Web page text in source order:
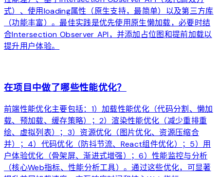
式）、使用loading属性（原生支持，最简单）以及第三方库
（功能丰富）。最佳实践是优先使用原生懒加载，必要时结
合Intersection Observer API，并添加占位图和提前加载以
提升用户体验。
在项目中做了哪些性能优化？
前端性能优化主要包括：1）加载性能优化（代码分割、懒加
载、预加载、缓存策略）；2）渲染性能优化（减少重排重
绘、虚拟列表）；3）资源优化（图片优化、资源压缩合
并）；4）代码优化（防抖节流、React组件优化）；5）用
户体验优化（骨架屏、渐进式增强）；6）性能监控与分析
（核心Web指标、性能分析工具）。通过这些优化，可显著